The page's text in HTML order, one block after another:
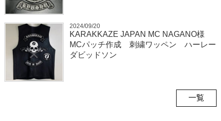
2024/09/20
KARAKKAZE JAPAN MC NAGANO様
MCパッチ作成 刺繍ワッペン ハーレー
ダビッドソン
一覧